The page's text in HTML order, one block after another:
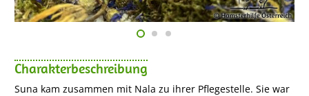
Charakterbeschreibung
Suna kam zusammen mit Nala zu ihrer Pflegestelle. Sie war